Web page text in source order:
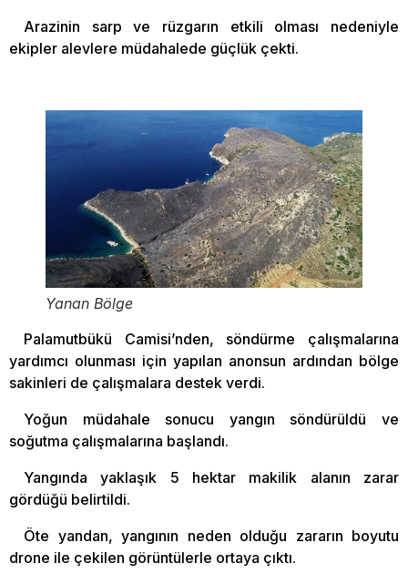
Arazinin sarp ve rüzgarın etkili olması nedeniyle
ekipler alevlere müdahalede güçlük çekti.
Yanan Bölge
Palamutbükü Camisi’nden, söndürme çalışmalarına
yardımcı olunması için yapılan anonsun ardından bölge
sakinleri de çalışmalara destek verdi.
Yoğun müdahale sonucu yangın söndürüldü ve
soğutma çalışmalarına başlandı.
Yangında yaklaşık 5 hektar makilik alanın zarar
gördüğü belirtildi.
Öte yandan, yangının neden olduğu zararın boyutu
drone ile çekilen görüntülerle ortaya çıktı.